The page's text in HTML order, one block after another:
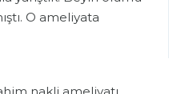
O ameliyata
nakli ameliyatı